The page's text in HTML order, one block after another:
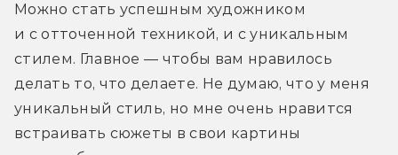
Можно стать успешным художником
и с отточенной техникой, и с уникальным
стилем. Главное — чтобы вам нравилось
делать то, что делаете. Не думаю, что у меня
уникальный стиль, но мне очень нравится
встраивать сюжеты в свои картины